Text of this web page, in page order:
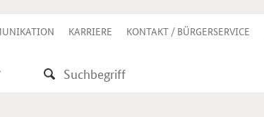
KARRIERE KONTAKT / BÜRGERSERVICE